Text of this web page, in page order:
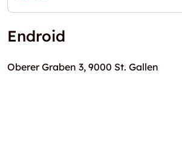
Endroid
Oberer Graben 3, 9000 St. Gallen